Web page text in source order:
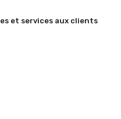
et services aux clients